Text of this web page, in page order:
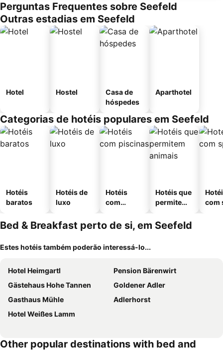
Perguntas Frequentes sobre Seefeld
Outras estadias em Seefeld
Hotel Hostel
Casa de
hóspedes
Aparthotel
Categorias de hotéis populares em Seefeld
Hotéis
baratos
Hotéis de
luxo
Hotéis
com
Hotéis que
permitem
com
Bed & Breakfast perto de si, em Seefeld
Estes hotéis também poderão interessá-lo...
Hotel Heimgartl
Pension Bärenwirt
Gästehaus Hohe Tannen
Goldener Adler
Gasthaus Mühle
Adlerhorst
Hotel Weißes Lamm
Other popular destinations with bed and